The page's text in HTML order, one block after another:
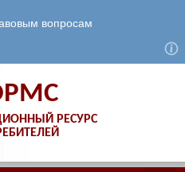
РЕСУРС